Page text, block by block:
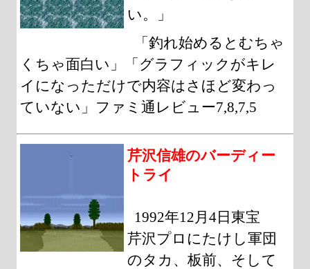
い。」
「釣れ始めるとむちゃ
くちゃ面白い」「グラフィックがキレ
イになっただけで内容はさほど変わっ
ていない」ファミ通レビュー7,8,7,5
芹沢信雄のバーディー
トライ
1992年12月4日東宝
芹沢プロにたけし軍団
のタカ、板前、そして